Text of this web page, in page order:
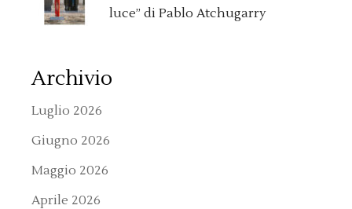
luce” di Pablo Atchugarry
Archivio
Luglio 2026
Giugno 2026
Maggio 2026
Aprile 2026